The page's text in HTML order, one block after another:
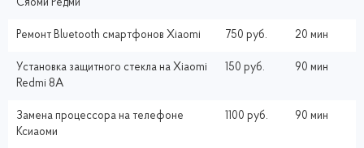
Сяоми Редми
Ремонт Bluetooth смартфонов Xiaomi 750 руб. 20 мин
Установка защитного стекла на Xiaomi
Redmi 8A
150 руб. 90 мин
Замена процессора на телефоне
Ксиаоми
1100 руб. 90 мин